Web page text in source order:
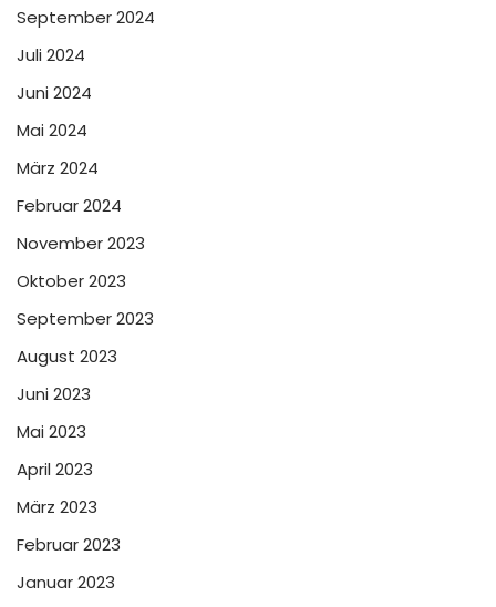
September 2024
Juli 2024
Juni 2024
Mai 2024
März 2024
Februar 2024
November 2023
Oktober 2023
September 2023
August 2023
Juni 2023
Mai 2023
April 2023
März 2023
Februar 2023
Januar 2023